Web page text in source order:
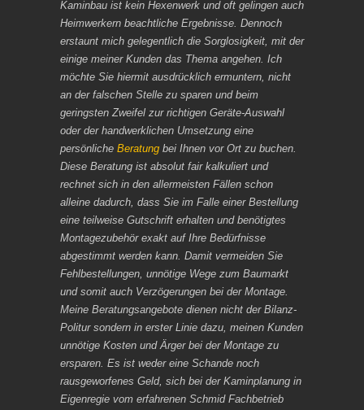
Kaminbau ist kein Hexenwerk und oft gelingen auch
Heimwerkern beachtliche Ergebnisse. Dennoch
erstaunt mich gelegentlich die Sorglosigkeit, mit der
einige meiner Kunden das Thema angehen. Ich
möchte Sie hiermit ausdrücklich ermuntern, nicht
an der falschen Stelle zu sparen und beim
geringsten Zweifel zur richtigen Geräte-Auswahl
oder der handwerklichen Umsetzung eine
persönliche Beratung bei Ihnen vor Ort zu buchen.
Diese Beratung ist absolut fair kalkuliert und
rechnet sich in den allermeisten Fällen schon
alleine dadurch, dass Sie im Falle einer Bestellung
eine teilweise Gutschrift erhalten und benötigtes
Montagezubehör exakt auf Ihre Bedürfnisse
abgestimmt werden kann. Damit vermeiden Sie
Fehlbestellungen, unnötige Wege zum Baumarkt
und somit auch Verzögerungen bei der Montage.
Meine Beratungsangebote dienen nicht der Bilanz-
Politur sondern in erster Linie dazu, meinen Kunden
unnötige Kosten und Ärger bei der Montage zu
ersparen. Es ist weder eine Schande noch
rausgeworfenes Geld, sich bei der Kaminplanung in
Eigenregie vom erfahrenen Schmid Fachbetrieb